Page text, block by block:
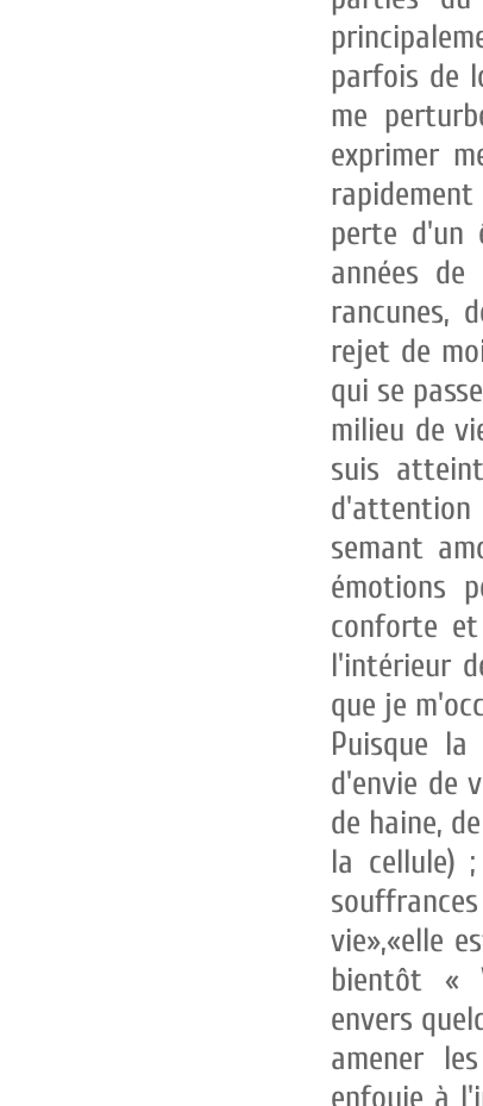
parfois de
me
exprimer
perte d'un
années
rancunes,
rejet de
qui se
milieu de
suis
semant
émotions
conforte
l'intérieur
que je
Puisque
d'envie de
de haine,
la cellule)
vie»,«elle
bientôt «
envers
amener
enfouie à